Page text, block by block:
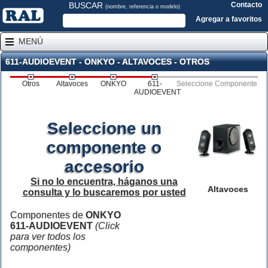
BUSCAR (nombre, referencia o modelo)
Contacto
Agregar a favoritos
MENÚ
611-AUDIOEVENT - ONKYO - ALTAVOCES - OTROS
Otros Altavoces ONKYO
611-
AUDIOEVENT
Seleccione Componente
Altavoces
Seleccione un
componente o
accesorio
Si no lo encuentra, háganos una
consulta y lo buscaremos por usted
Componentes de ONKYO
611-AUDIOEVENT (Click
para ver todos los
componentes)